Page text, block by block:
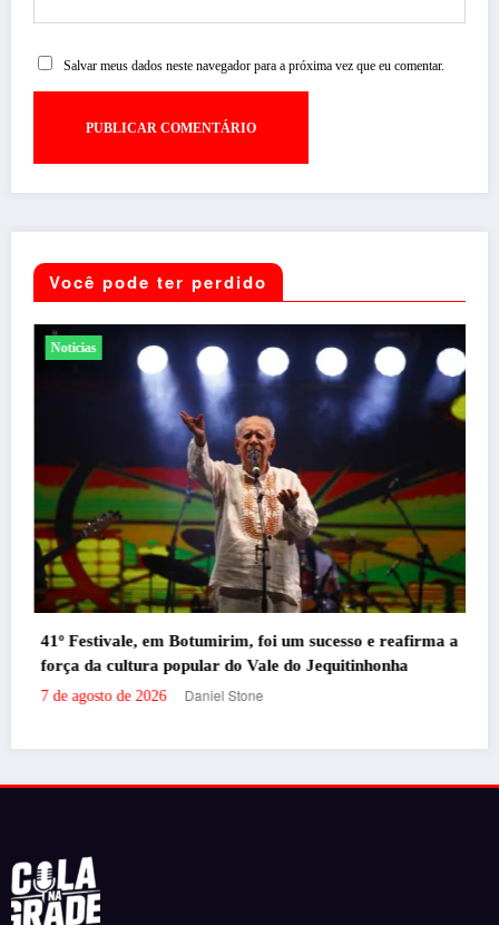
Salvar meus dados neste navegador para a próxima vez que eu comentar.
Você pode ter perdido
e reafirma a
Noticias
Santander promove evento gratuito
milhas e acúmulo de pontos em Belo
7 de agosto de 2026 Daniel Stone